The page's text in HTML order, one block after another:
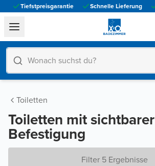
Tiefstpreisgarantie Schnelle Lieferung
general.navigation.toggle_menu.label
Toiletten
Toiletten mit sichtbarer
Befestigung
Filter 5 Ergebnisse